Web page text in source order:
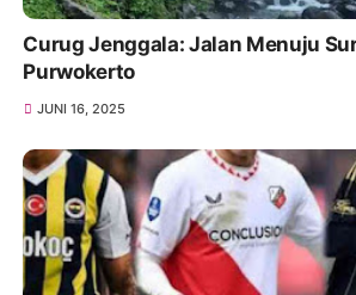
Curug Jenggala: Jalan Menuju
Purwokerto
JUNI 16, 2025